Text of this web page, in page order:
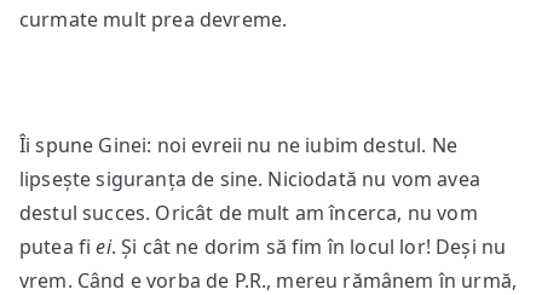
curmate mult prea devreme.
Îi spune Ginei: noi evreii nu ne iubim destul. Ne
lipsește siguranța de sine. Niciodată nu vom avea
destul succes. Oricât de mult am încerca, nu vom
putea fiei. Și cât ne dorim să fim în locul lor! Deși nu
vrem. Când e vorba de P.R., mereu rămânem în urmă,